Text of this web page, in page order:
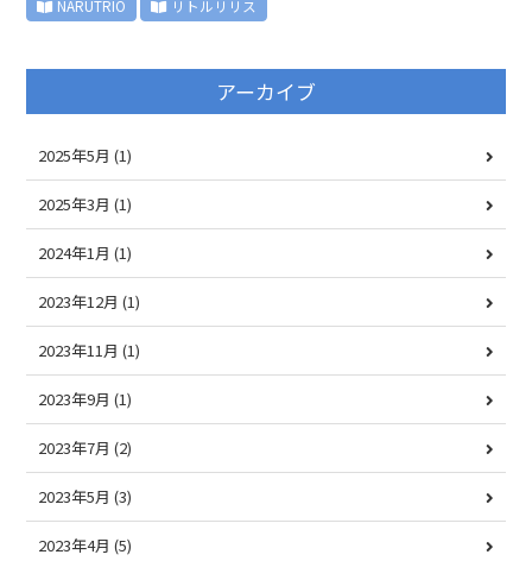
NARUTRIO
リトルリリス
アーカイブ
2025年5月 (1)
2025年3月 (1)
2024年1月 (1)
2023年12月 (1)
2023年11月 (1)
2023年9月 (1)
2023年7月 (2)
2023年5月 (3)
2023年4月 (5)